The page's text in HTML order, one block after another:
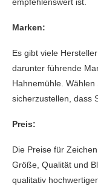
Marken:
Es gibt viele
darunter führende
Hahnemühle.
sicherzustellen, dass
Preis:
Die Preise für
Größe, Qualität und
qualitativ